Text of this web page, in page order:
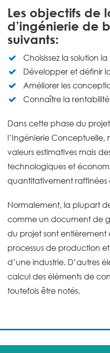
Les objectifs de
d’ingénierie de
suivants:
Choisissez la solution
Développer et définir
Améliorer les
Connaître la
Dans cette phase du
l’Ingénierie Conceptuelle,
valeurs estimatives mais
technologiques et
quantitativement raffinées
Normalement, la plupart
comme un document de
du projet sont
processus de production
d’une industrie. D’autres
calcul des éléments de
toutefois être notés.